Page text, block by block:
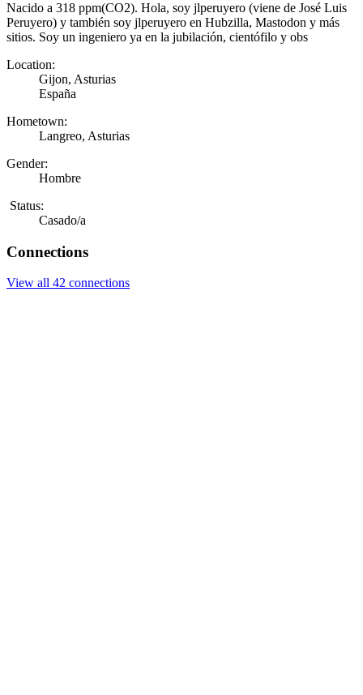
Nacido a 318 ppm(CO2). Hola, soy jlperuyero (viene de José Luis
Peruyero) y también soy jlperuyero en Hubzilla, Mastodon y más
sitios. Soy un ingeniero ya en la jubilación, cientófilo y obs
Location:
Gijon, Asturias
España
Hometown:
Langreo, Asturias
Gender:
Hombre
Status:
Casado/a
Connections
View all 42 connections